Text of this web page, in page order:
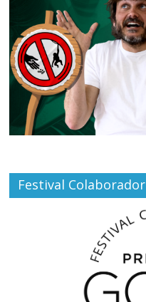
Festival Colaborador